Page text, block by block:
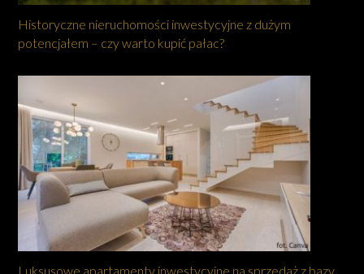
Historyczne nieruchomości inwestycyjne z dużym
potencjałem – czy warto kupić pałac?
Luksusowe apartamenty inwestycyjne na sprzedaż z bazy